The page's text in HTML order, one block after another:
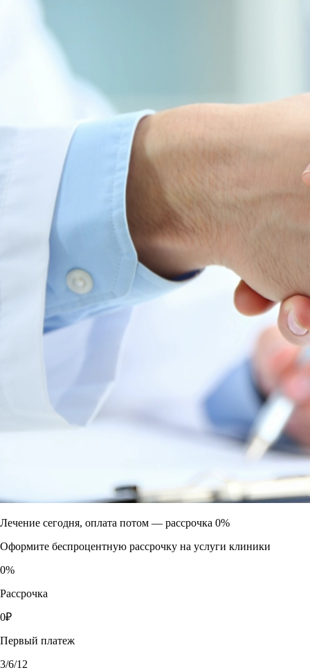
Лечение сегодня, оплата потом — рассрочка 0%
Оформите беспроцентную рассрочку на услуги клиники
0%
Рассрочка
0₽
Первый платеж
3/6/12